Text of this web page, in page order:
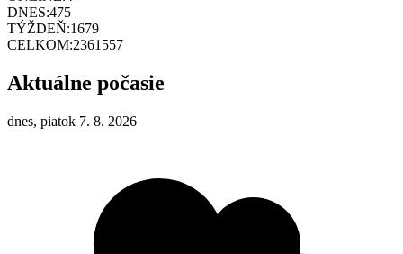
DNES:475
TÝŽDEŇ:1679
CELKOM:2361557
Aktuálne počasie
dnes, piatok 7. 8. 2026